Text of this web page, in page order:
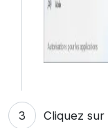
Cliquez sur